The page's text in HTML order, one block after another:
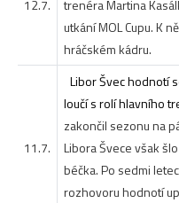
12.7.
trenéra Martina
utkání MOL Cupu. K
hráčském kádru.
11.7.
Libor Švec hodnotí
loučí s rolí hlavního
zakončil sezonu na
Libora Švece však
béčka. Po sedmi
rozhovoru hodnotí